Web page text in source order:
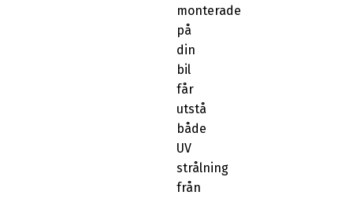
monterade
på
din
bil
får
utstå
både
UV
strålning
från